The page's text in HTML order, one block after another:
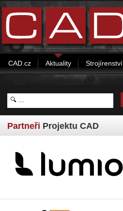
CAD.cz Aktuality Strojírenství
Partneři Projektu CAD